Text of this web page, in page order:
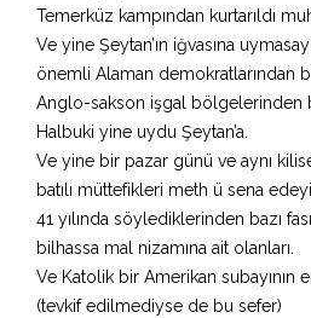
Temerküz kampından kurtarıldı
Ve yine Şeytan’ın iğvasına
önemli Alaman demokratlarından
Anglo-sakson işgal bölgelerinden
Halbuki yine uydu Şeytan’a.
Ve yine bir pazar günü ve aynı
batılı müttefikleri meth ü sena
41 yılında söylediklerinden bazı
bilhassa mal nizamına ait olanları.
Ve Katolik bir Amerikan subayının
(tevkif edilmediyse de bu sefer)